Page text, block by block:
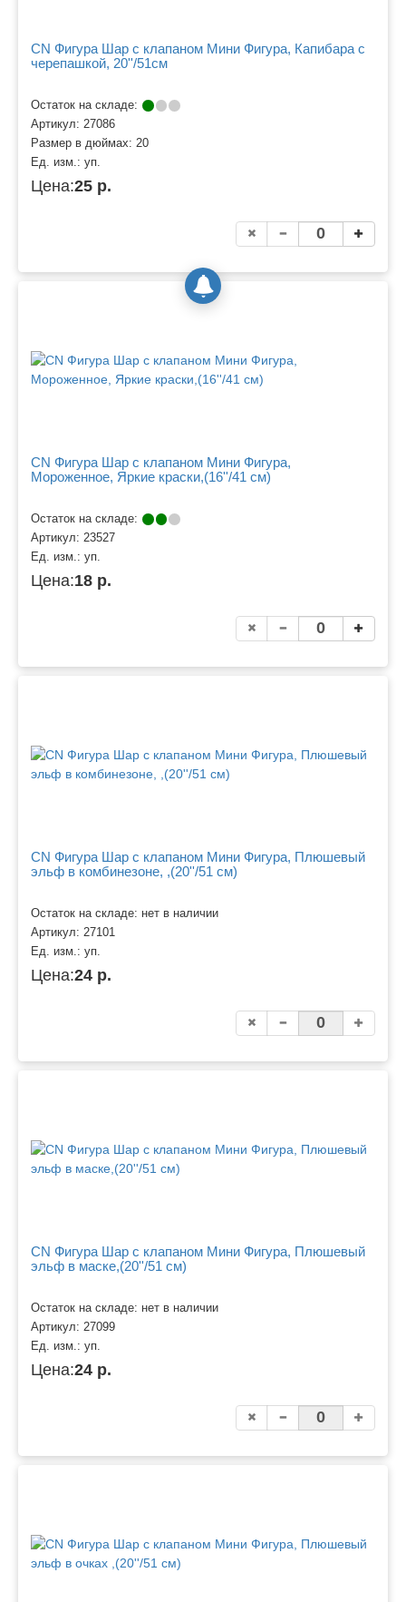
CN Фигура Шар с клапаном Мини Фигура, Капибара с
черепашкой, 20''/51см
Остаток на складе:
Артикул: 27086
Размер в дюймах: 20
Ед. изм.: уп.
Цена:25 р.
CN Фигура Шар с клапаном Мини Фигура,
Мороженное, Яркие краски,(16''/41 см)
Остаток на складе:
Артикул: 23527
Ед. изм.: уп.
Цена:18 р.
CN Фигура Шар с клапаном Мини Фигура, Плюшевый
эльф в комбинезоне, ,(20''/51 см)
Остаток на складе: нет в наличии
Артикул: 27101
Ед. изм.: уп.
Цена:24 р.
CN Фигура Шар с клапаном Мини Фигура, Плюшевый
эльф в маске,(20''/51 см)
Остаток на складе: нет в наличии
Артикул: 27099
Ед. изм.: уп.
Цена:24 р.